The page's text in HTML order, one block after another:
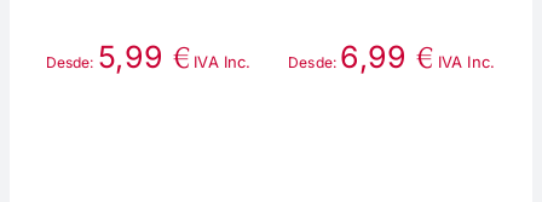
Desde: 5,99 € IVA Inc. Desde: 6,99€ IVA Inc.